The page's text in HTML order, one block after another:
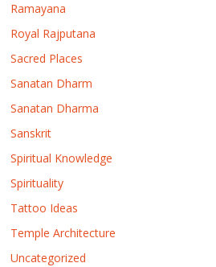
Ramayana
Royal Rajputana
Sacred Places
Sanatan Dharm
Sanatan Dharma
Sanskrit
Spiritual Knowledge
Spirituality
Tattoo Ideas
Temple Architecture
Uncategorized